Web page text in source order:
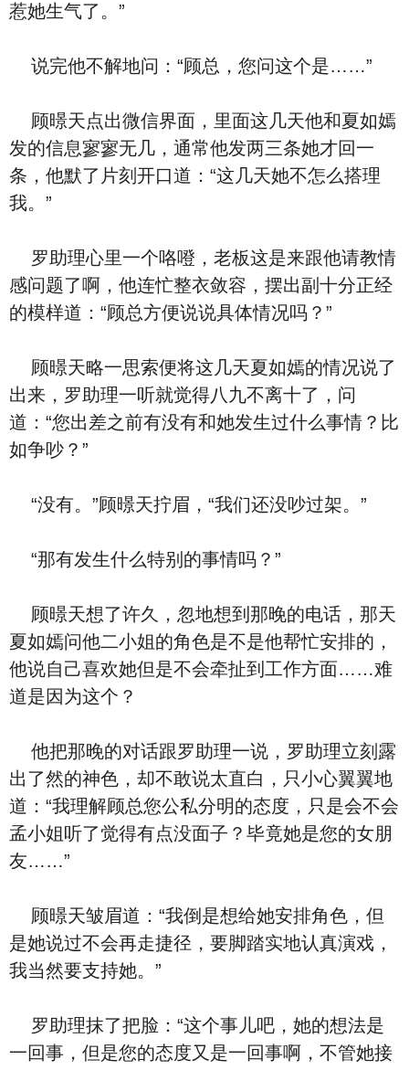
惹她生气了。”
说完他不解地问：“顾总，您问这个是……”
顾暻天点出微信界面，里面这几天他和夏如嫣
发的信息寥寥无几，通常他发两三条她才回一
条，他默了片刻开口道：“这几天她不怎么搭理
我。”
罗助理心里一个咯噔，老板这是来跟他请教情
感问题了啊，他连忙整衣敛容，摆出副十分正经
的模样道：“顾总方便说说具体情况吗？”
顾暻天略一思索便将这几天夏如嫣的情况说了
出来，罗助理一听就觉得八九不离十了，问
道：“您出差之前有没有和她发生过什么事情？比
如争吵？”
“没有。”顾暻天拧眉，“我们还没吵过架。”
“那有发生什么特别的事情吗？”
顾暻天想了许久，忽地想到那晚的电话，那天
夏如嫣问他二小姐的角色是不是他帮忙安排的，
他说自己喜欢她但是不会牵扯到工作方面……难
道是因为这个？
他把那晚的对话跟罗助理一说，罗助理立刻露
出了然的神色，却不敢说太直白，只小心翼翼地
道：“我理解顾总您公私分明的态度，只是会不会
孟小姐听了觉得有点没面子？毕竟她是您的女朋
友……”
顾暻天皱眉道：“我倒是想给她安排角色，但
是她说过不会再走捷径，要脚踏实地认真演戏，
我当然要支持她。”
罗助理抹了把脸：“这个事儿吧，她的想法是
一回事，但是您的态度又是一回事啊，不管她接